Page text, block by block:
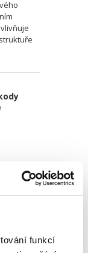
funkcí